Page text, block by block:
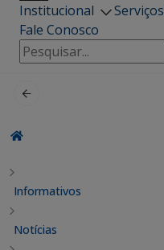
Institucional Serviços
Fale Conosco
Pesquisar
por:
Informativos
Notícias